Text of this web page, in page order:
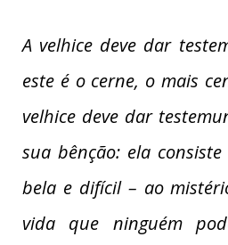
A velhice deve dar
este é o cerne, o mais
velhice deve dar
sua bênção: ela
bela e difícil – ao
vida que ninguém